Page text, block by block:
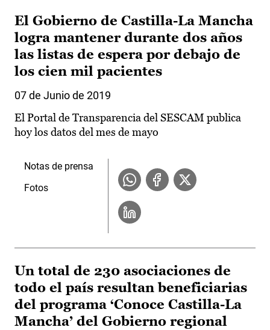
El Gobierno de Castilla-La Mancha
logra mantener durante dos años
las listas de espera por debajo de
los cien mil pacientes
07 de Junio de 2019
El Portal de Transparencia del SESCAM publica
hoy los datos del mes de mayo
Notas de prensa
Fotos
Un total de 230 asociaciones de
todo el país resultan beneficiarias
del programa ‘Conoce Castilla-La
Mancha’ del Gobierno regional